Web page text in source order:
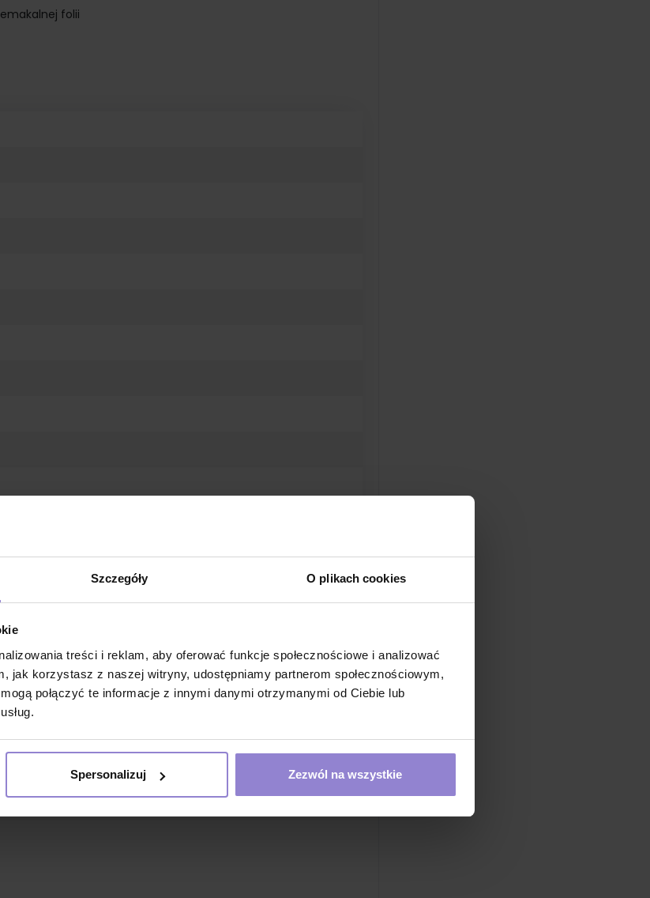
Szczegóły O plikach cookies
treści i reklam, aby oferować funkcje społecznościowe i analizować
jak korzystasz z naszej witryny, udostępniamy partnerom społecznościowym,
połączyć te informacje z innymi danymi otrzymanymi od Ciebie lub
Spersonalizuj Zezwól na wszystkie
folii